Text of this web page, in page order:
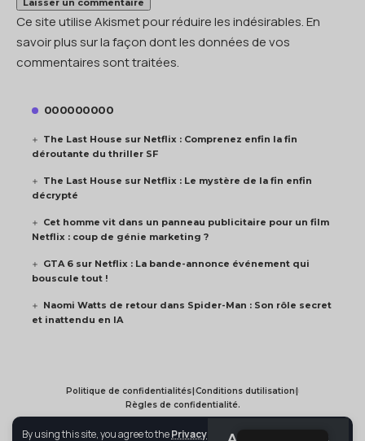
By using this site, you agree to thePrivacy Policy
Ce site utilise Akismet pour réduire les indésirables.En
savoir plus sur la façon dont les données de vos
commentaires sont traitées.
000000000
The Last House sur Netflix : Comprenez enfin la fin
déroutante du thriller SF
The Last House sur Netflix : Le mystère de la fin enfin
décrypté
Cet homme vit dans un panneau publicitaire pour un film
Netflix : coup de génie marketing ?
GTA 6 sur Netflix : La bande-annonce événement qui
bouscule tout !
Naomi Watts de retour dans Spider-Man : Son rôle secret
et inattendu en IA
Politique de confidentialités Conditions dutilisation
Règles de confidentialité.
Voir Film TV. All Rights Reserved.